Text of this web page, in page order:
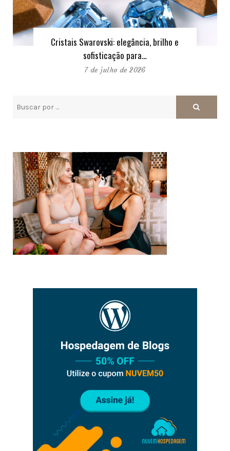
Cristais Swarovski: elegância, brilho e
sofisticação para…
7 de julho de 2026